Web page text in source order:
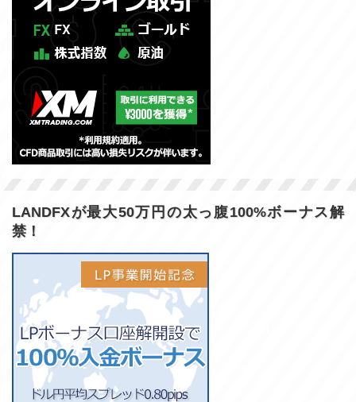
LANDFXが最大50万円の太っ腹100%ボーナス解
禁！